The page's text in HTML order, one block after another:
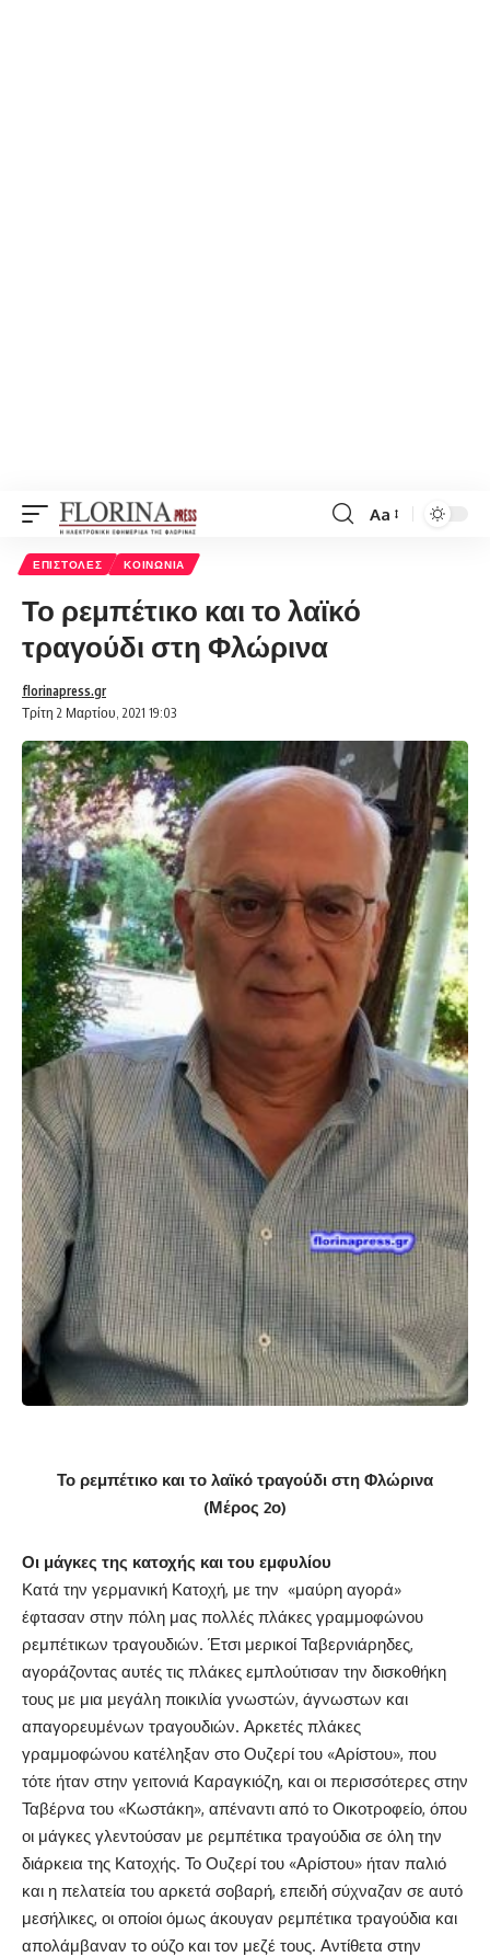
Font
Aa
ΕΠΙΣΤΟΛΈΣ ΚΟΙΝΩΝΊΑ
Το ρεμπέτικο και το λαϊκό
τραγούδι στη Φλώρινα
Τρίτη 2 Μαρτίου, 2021 19:03
florinapress.gr
Το ρεμπέτικο και το λαϊκό τραγούδι στη Φλώρινα
(Μέρος 2ο)
Οι μάγκες της κατοχής και του εμφυλίου
Κατά την γερμανική Κατοχή, με την «μαύρη αγορά»
έφτασαν στην πόλη μας πολλές πλάκες γραμμοφώνου
ρεμπέτικων τραγουδιών. Έτσι μερικοί Ταβερνιάρηδες,
αγοράζοντας αυτές τις πλάκες εμπλούτισαν την δισκοθήκη
τους με μια μεγάλη ποικιλία γνωστών, άγνωστων και
απαγορευμένων τραγουδιών. Αρκετές πλάκες
γραμμοφώνου κατέληξαν στο Ουζερί του «Αρίστου», που
τότε ήταν στην γειτονιά Καραγκιόζη, και οι περισσότερες στην
Ταβέρνα του «Κωστάκη», απέναντι από το Οικοτροφείο, όπου
οι μάγκες γλεντούσαν με ρεμπέτικα τραγούδια σε όλη την
διάρκεια της Κατοχής. Το Ουζερί του «Αρίστου» ήταν παλιό
και η πελατεία του αρκετά σοβαρή, επειδή σύχναζαν σε αυτό
μεσήλικες, οι οποίοι όμως άκουγαν ρεμπέτικα τραγούδια και
απολάμβαναν το ούζο και τον μεζέ τους. Αντίθετα στην